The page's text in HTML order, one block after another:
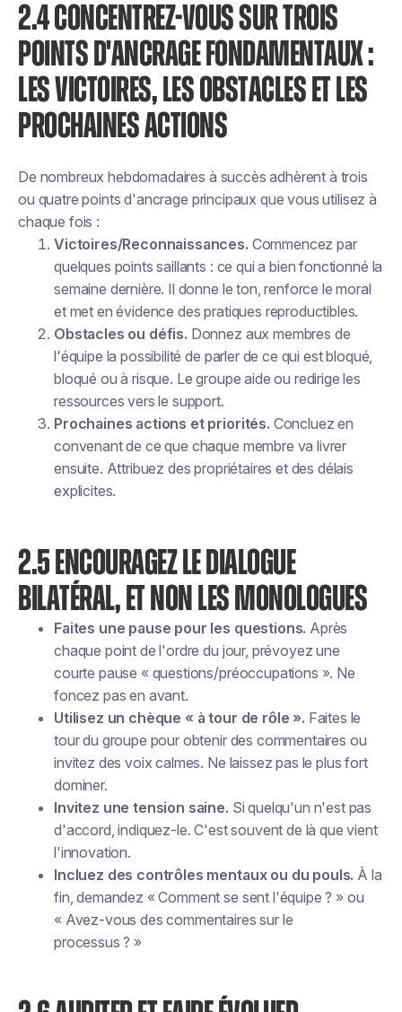
2.4 CONCENTREZ-VOUS SUR TROIS
POINTS D'ANCRAGE FONDAMENTAUX :
LES VICTOIRES, LES OBSTACLES ET LES
PROCHAINES ACTIONS
De nombreux hebdomadaires à succès adhèrent à trois
ou quatre points d'ancrage principaux que vous utilisez à
chaque fois :
Victoires/Reconnaissances. Commencez par
quelques points saillants : ce qui a bien fonctionné la
semaine dernière. Il donne le ton, renforce le moral
et met en évidence des pratiques reproductibles.
Obstacles ou défis. Donnez aux membres de
l'équipe la possibilité de parler de ce qui est bloqué,
bloqué ou à risque. Le groupe aide ou redirige les
ressources vers le support.
Prochaines actions et priorités. Concluez en
convenant de ce que chaque membre va livrer
ensuite. Attribuez des propriétaires et des délais
explicites.
2.5 ENCOURAGEZ LE DIALOGUE
BILATÉRAL, ET NON LES MONOLOGUES
Faites une pause pour les questions. Après
chaque point de l'ordre du jour, prévoyez une
courte pause « questions/préoccupations ». Ne
foncez pas en avant.
Utilisez un chèque « à tour de rôle ». Faites le
tour du groupe pour obtenir des commentaires ou
invitez des voix calmes. Ne laissez pas le plus fort
dominer.
Invitez une tension saine. Si quelqu'un n'est pas
d'accord, indiquez-le. C'est souvent de là que vient
l'innovation.
Incluez des contrôles mentaux ou du pouls. À la
fin, demandez « Comment se sent l'équipe ? » ou
« Avez-vous des commentaires sur le
processus ? »